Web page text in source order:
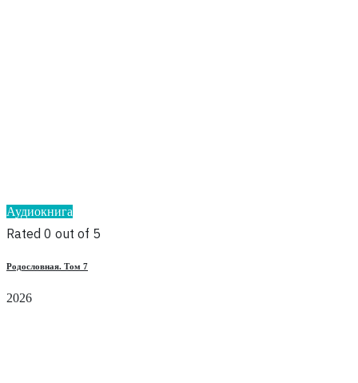
Аудиокнига
Rated 0 out of 5
Родословная. Том 7
2026